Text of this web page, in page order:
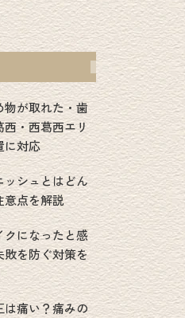
物が取れた・歯
西・西葛西エリ
に対応
シュとはどん
意点を解説
クになったと感
敗を防ぐ対策を
は痛い？痛みの